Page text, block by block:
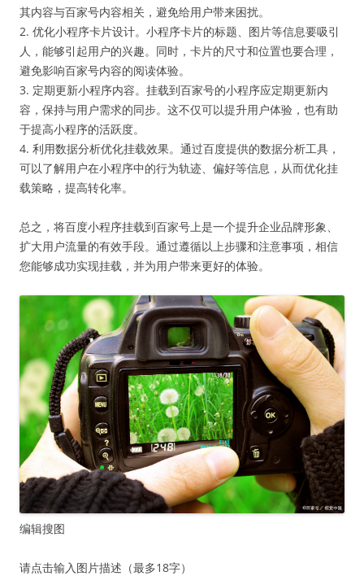
其内容与百家号内容相关，避免给用户带来困扰。
2. 优化小程序卡片设计。小程序卡片的标题、图片等信息要吸引
人，能够引起用户的兴趣。同时，卡片的尺寸和位置也要合理，
避免影响百家号内容的阅读体验。
3. 定期更新小程序内容。挂载到百家号的小程序应定期更新内
容，保持与用户需求的同步。这不仅可以提升用户体验，也有助
于提高小程序的活跃度。
4. 利用数据分析优化挂载效果。通过百度提供的数据分析工具，
可以了解用户在小程序中的行为轨迹、偏好等信息，从而优化挂
载策略，提高转化率。
总之，将百度小程序挂载到百家号上是一个提升企业品牌形象、
扩大用户流量的有效手段。通过遵循以上步骤和注意事项，相信
您能够成功实现挂载，并为用户带来更好的体验。
编辑搜图
请点击输入图片描述（最多18字）